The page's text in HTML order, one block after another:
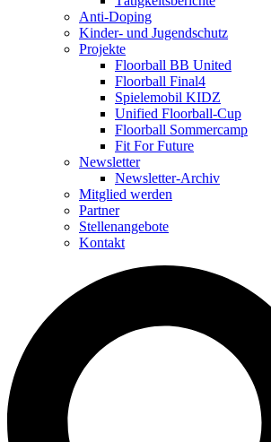
Anti-Doping
Kinder- und Jugendschutz
Projekte
Floorball BB United
Floorball Final4
Spielemobil KIDZ
Unified Floorball-Cup
Floorball Sommercamp
Fit For Future
Newsletter
Newsletter-Archiv
Mitglied werden
Partner
Stellenangebote
Kontakt